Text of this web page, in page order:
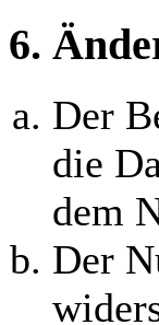
6.
Der
die
dem
Der